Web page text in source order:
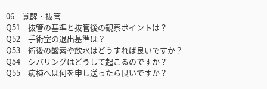
06 覚醒・抜管
Q51 抜管の基準と抜管後の観察ポイントは？
Q52 手術室の退出基準は？
Q53 術後の酸素や飲水はどうすれば良いですか？
Q54 シバリングはどうして起こるのですか？
Q55 病棟へは何を申し送ったら良いですか？